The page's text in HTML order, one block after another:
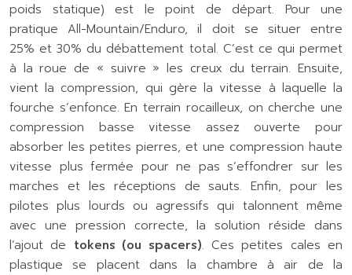
poids statique) est le point de départ. Pour une
pratique All-Mountain/Enduro, il doit se situer entre
25% et 30% du débattement total. C’est ce qui permet
à la roue de « suivre » les creux du terrain. Ensuite,
vient la compression, qui gère la vitesse à laquelle la
fourche s’enfonce. En terrain rocailleux, on cherche une
compression basse vitesse assez ouverte pour
absorber les petites pierres, et une compression haute
vitesse plus fermée pour ne pas s’effondrer sur les
marches et les réceptions de sauts. Enfin, pour les
pilotes plus lourds ou agressifs qui talonnent même
avec une pression correcte, la solution réside dans
l’ajout de tokens (ou spacers). Ces petites cales en
plastique se placent dans la chambre à air de la